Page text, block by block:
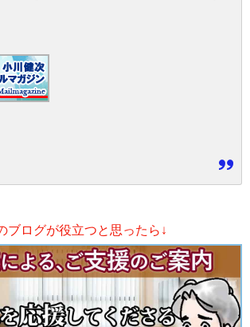
ブログが役立つと思ったら↓